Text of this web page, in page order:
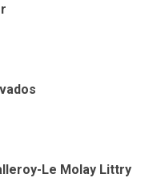
Le Molay Littry